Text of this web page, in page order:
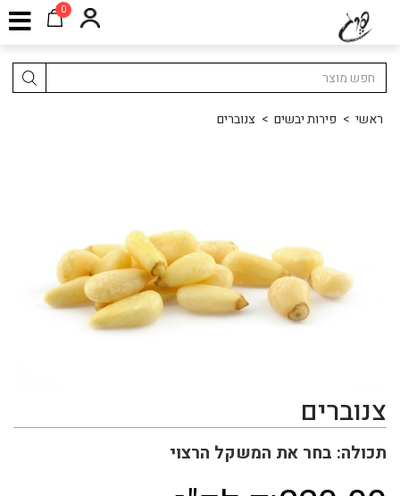
0
ראשי > פירות יבשים > צנוברים
צנוברים
תכולה: בחר את המשקל הרצוי